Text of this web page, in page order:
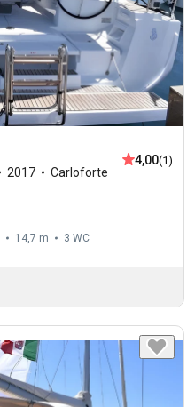
2017 Carloforte
4,00(1)
14,7 m 3 WC